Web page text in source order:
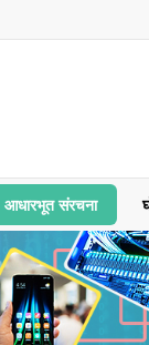
आधारभूत संरचना